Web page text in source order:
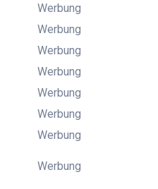
Werbung
Werbung
Werbung
Werbung
Werbung
Werbung
Werbung
Werbung